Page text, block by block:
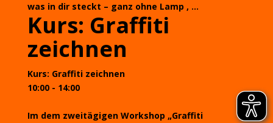
was in dir steckt – ganz ohne Lamp , ...
Kurs: Graffiti
zeichnen
Kurs: Graffiti zeichnen
10:00 - 14:00
Im dem zweitägigen Workshop „Graffiti